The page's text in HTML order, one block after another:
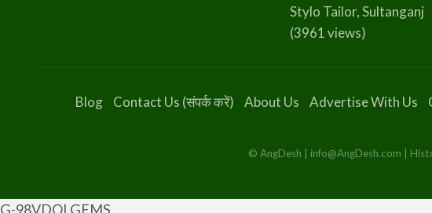
Stylo Tailor, Sultanganj
(3961 views)
Blog Contact Us (संपर्क करें) About Us Advertise With Us
© AngDesh | info@AngDesh.com |
G-98VDQLGFMS